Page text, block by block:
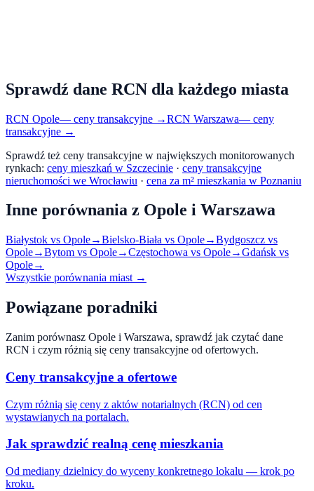
Sprawdź dane RCN dla każdego miasta
RCN Opole— ceny transakcyjne →RCN Warszawa— ceny
transakcyjne →
Sprawdź też ceny transakcyjne w największych monitorowanych
rynkach: ceny mieszkań w Szczecinie · ceny transakcyjne
nieruchomości we Wrocławiu · cena za m² mieszkania w Poznaniu
Inne porównania z Opole i Warszawa
Białystok vs Opole→Bielsko-Biała vs Opole→Bydgoszcz vs
Opole→Bytom vs Opole→Częstochowa vs Opole→Gdańsk vs
Opole→
Wszystkie porównania miast →
Powiązane poradniki
Zanim porównasz Opole i Warszawa, sprawdź jak czytać dane
RCN i czym różnią się ceny transakcyjne od ofertowych.
Ceny transakcyjne a ofertowe
Czym różnią się ceny z aktów notarialnych (RCN) od cen
wystawianych na portalach.
Jak sprawdzić realną cenę mieszkania
Od mediany dzielnicy do wyceny konkretnego lokalu — krok po
kroku.